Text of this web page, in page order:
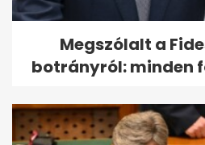
Megszólalt a
botrányról: minden